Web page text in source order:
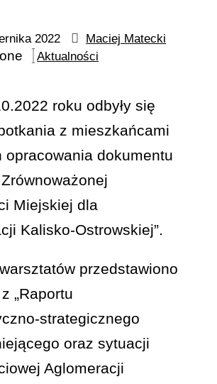
2022 Maciej Matecki
Aktualności
roku odbyły się
z mieszkańcami
opracowania dokumentu
Miejskiej dla
Kalisko-Ostrowskiej”.
przedstawiono
„Raportu
strategicznego
oraz sytuacji
Aglomeracji